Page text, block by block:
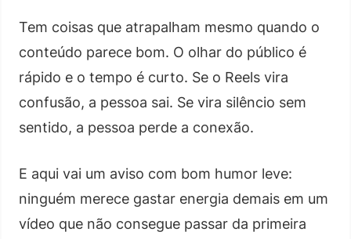
Tem coisas que atrapalham mesmo quando o
conteúdo parece bom. O olhar do público é
rápido e o tempo é curto. Se o Reels vira
confusão, a pessoa sai. Se vira silêncio sem
sentido, a pessoa perde a conexão.
E aqui vai um aviso com bom humor leve:
ninguém merece gastar energia demais em um
vídeo que não consegue passar da primeira